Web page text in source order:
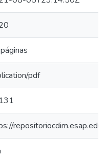
pdf